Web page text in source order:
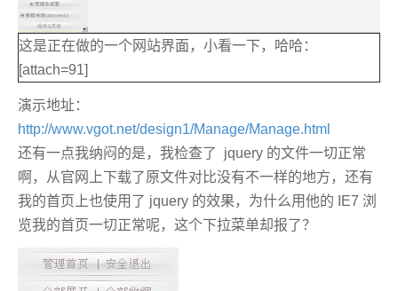
这是正在做的一个网站界面，小看一下，哈哈：
[attach=91]
演示地址：
http://www.vgot.net/design1/Manage/Manage.html
还有一点我纳闷的是，我检查了 jquery 的文件一切正常
啊，从官网上下载了原文件对比没有不一样的地方，还有
我的首页上也使用了 jquery 的效果，为什么用他的 IE7 浏
览我的首页一切正常呢，这个下拉菜单却报了？